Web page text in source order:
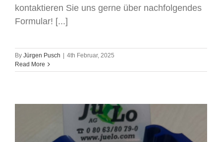
kontaktieren Sie uns gerne über nachfolgendes
Formular! [...]
By Jürgen Pusch | 4th Februar, 2025
Read More